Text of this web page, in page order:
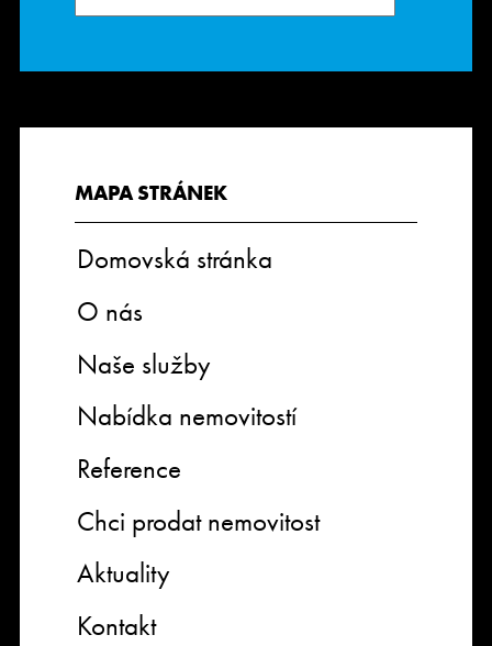
MAPA STRÁNEK
Domovská stránka
O nás
Naše služby
Nabídka nemovitostí
Reference
Chci prodat nemovitost
Aktuality
Kontakt